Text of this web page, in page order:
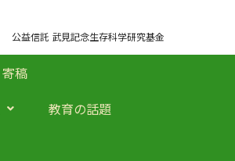
公益信託 武見記念生存科学研究基金
寄稿
教育の話題